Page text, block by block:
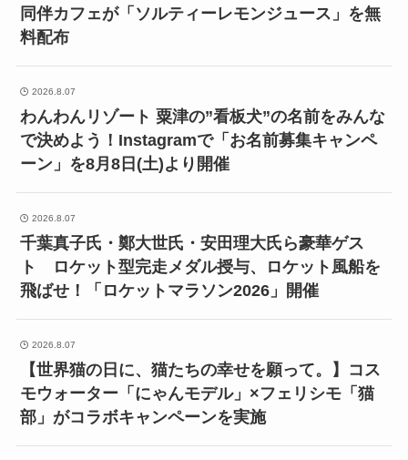
同伴カフェが「ソルティーレモンジュース」を無
料配布
2026.8.07
わんわんリゾート 粟津の”看板犬”の名前をみんな
で決めよう！Instagramで「お名前募集キャンペ
ーン」を8月8日(土)より開催
2026.8.07
千葉真子氏・鄭大世氏・安田理大氏ら豪華ゲス
ト ロケット型完走メダル授与、ロケット風船を
飛ばせ！「ロケットマラソン2026」開催
2026.8.07
【世界猫の日に、猫たちの幸せを願って。】コス
モウォーター「にゃんモデル」×フェリシモ「猫
部」がコラボキャンペーンを実施